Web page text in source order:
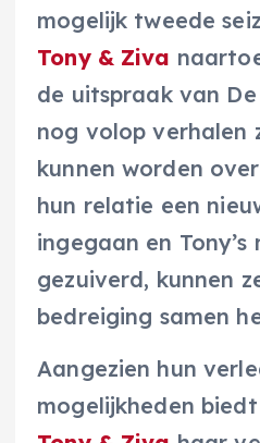
mogelijk tweede
Tony & Ziva
de uitspraak van
nog volop verhalen
kunnen worden
hun relatie een
ingegaan en Tony’s
gezuiverd, kunnen
bedreiging samen
Aangezien hun
mogelijkheden